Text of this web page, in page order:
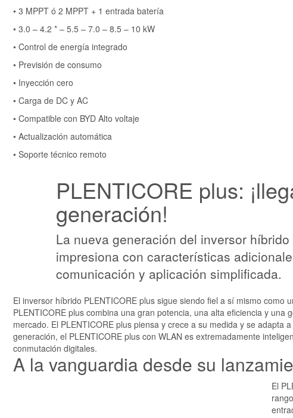
• 3 MPPT ó 2 MPPT + 1 entrada batería
• 3.0 – 4.2 * – 5.5 – 7.0 – 8.5 – 10 kW
• Control de energía integrado
• Previsión de consumo
• Inyección cero
• Carga de DC y AC
• Compatible con BYD Alto voltaje
• Actualización automática
• Soporte técnico remoto
PLENTICORE plus:
generación!
La nueva generación del inversor
impresiona con características
comunicación y aplicación simplificada.
El inversor híbrido PLENTICORE plus sigue siendo fiel a sí mismo como
PLENTICORE plus combina una gran potencia, una alta eficiencia y una
mercado. El PLENTICORE plus piensa y crece a su medida y se adapta
generación, el PLENTICORE plus con WLAN es extremadamente
conmutación digitales.
A la vanguardia desde su
El